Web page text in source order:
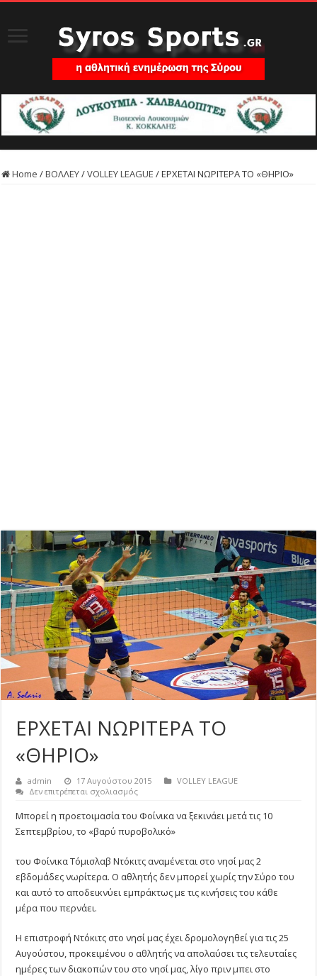
Home /ΒΟΛΛΕΥ/VOLLEY LEAGUE /ΕΡΧΕΤΑΙ ΝΩΡΙΤΕΡΑ ΤΟ «ΘΗΡΙΟ»
ΕΡΧΕΤΑΙ ΝΩΡΙΤΕΡΑ ΤΟ
«ΘΗΡΙΟ»
admin 17 Αυγούστου 2015
VOLLEY LEAGUE
Δεν επιτρέπεται σχολιασμόςστο
ΝΩΡΙΤΕΡΑ
ΤΟ
«ΘΗΡΙΟ»
Μπορεί η προετοιμασία του Φοίνικα να ξεκινάει μετά τις 10
Σεπτεμβρίου, το «βαρύ πυροβολικό»
του Φοίνικα Τόμισλαβ Ντόκιτς αναμένεται στο νησί μας 2
εβδομάδες νωρίτερα. Ο αθλητής δεν μπορεί χωρίς την Σύρο του
και αυτό το αποδεικνύει εμπράκτως με τις κινήσεις του κάθε
μέρα που περνάει.
Η επιστροφή Ντόκιτς στο νησί μας έχει δρομολογηθεί για τις 25
Αυγούστου, προκειμένου ο αθλητής να απολαύσει τις τελευταίες
ημέρες των διακοπών του στο νησί μας, λίγο πριν μπει στο